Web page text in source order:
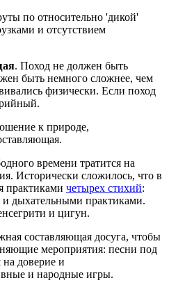
по относительно 'дикой'
и отсутствием
. Поход не должен быть
быть немного сложнее, чем
физически. Если поход
к природе,
времени тратится на
Исторически сложилось, что в
практиками четырех стихий:
дыхательными практиками.
и цигун.
составляющая досуга, чтобы
мероприятия: песни под
на доверие и
и народные игры.